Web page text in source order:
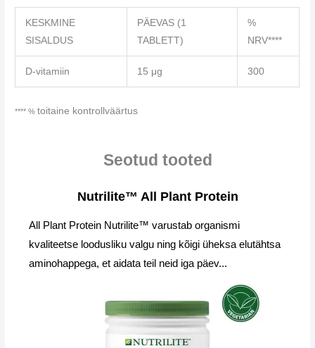
KESKMINE
SISALDUS
PÄEVAS (1
TABLETT)
%
NRV****
D-vitamiin 15 μg 300
**** %toitaine kontrollväärtus
Seotud tooted
Nutrilite™ All Plant Protein
All Plant Protein Nutrilite™ varustab organismi
kvaliteetse loodusliku valgu ning kõigi üheksa elutähtsa
aminohappega, et aidata teil neid iga päev...